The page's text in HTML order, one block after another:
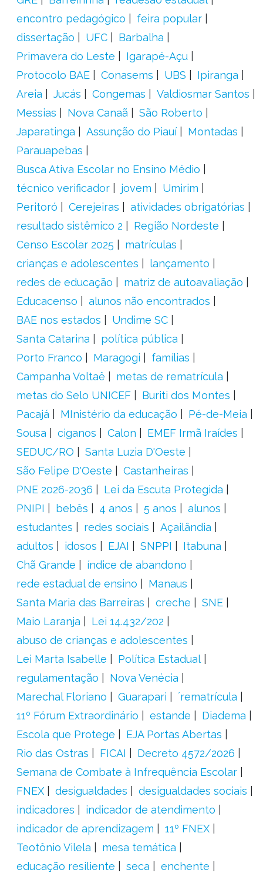
encontro pedagógico
feira popular
dissertação
UFC
Barbalha
Primavera do Leste
Igarapé-Açu
Protocolo BAE
Conasems UBS
Ipiranga
Areia
Jucás Congemas
Valdiosmar Santos
Messias
Nova Canaã
São Roberto
Japaratinga
Assunção do Piauí
Montadas
Parauapebas
Busca Ativa Escolar no Ensino Médio
técnico verificador
jovem
Umirim
Peritoró
Cerejeiras
atividades obrigatórias
resultado sistêmico 2
Região Nordeste
Censo Escolar 2025
matrículas
crianças e adolescentes
lançamento
redes de educação
matriz de autoavaliação
Educacenso
alunos não encontrados
BAE nos estados
Undime SC
Santa Catarina
política pública
Porto Franco
Maragogi
famílias
Campanha Voltaê
metas de rematrícula
metas do Selo UNICEF
Buriti dos Montes
Pacajá
MInistério da educação
Pé-de-Meia
Sousa
ciganos Calon
EMEF Irmã Iraídes
SEDUC/RO
Santa Luzia D'Oeste
São Felipe D'Oeste
Castanheiras
PNE 2026-2036
Lei da Escuta Protegida
PNIPI
bebês 4 anos 5 anos
alunos
estudantes
redes sociais
Açailândia
adultos
idosos EJAI SNPPI
Itabuna
Chã Grande
índice de abandono
rede estadual de ensino
Manaus
Santa Maria das Barreiras
creche
SNE
Maio Laranja
Lei 14.432/202
abuso de crianças e adolescentes
Lei Marta Isabelle
Política Estadual
regulamentação
Nova Venécia
Marechal Floriano
Guarapari
´rematrícula
11º Fórum Extraordinário
estande
Diadema
Escola que Protege
EJA Portas Abertas
Rio das Ostras
FICAI
Decreto 4572/2026
Semana de Combate à Infrequência Escolar
FNEX
desigualdades
desigualdades sociais
indicadores
indicador de atendimento
indicador de aprendizagem
11º FNEX
Teotônio Vilela
mesa temática
educação resiliente
seca
enchente